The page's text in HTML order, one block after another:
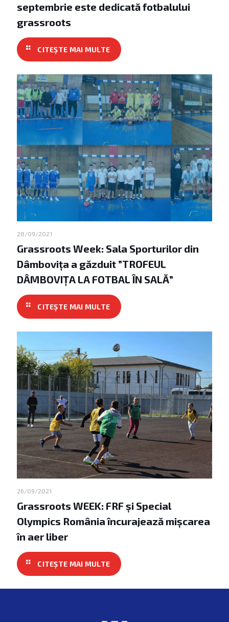
septembrie este dedicată fotbalului
grassroots
28/09/2021
Grassroots Week: Sala Sporturilor din
Dâmbovița a găzduit ”TROFEUL
DÂMBOVIȚA LA FOTBAL ÎN SALĂ”
26/09/2021
Grassroots WEEK: FRF și Special
Olympics România încurajează mișcarea
în aer liber